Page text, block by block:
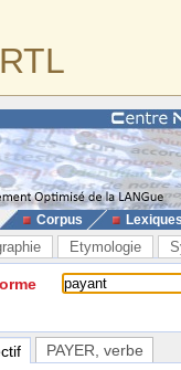
Corpus
Etymologie
PAYER , verbe